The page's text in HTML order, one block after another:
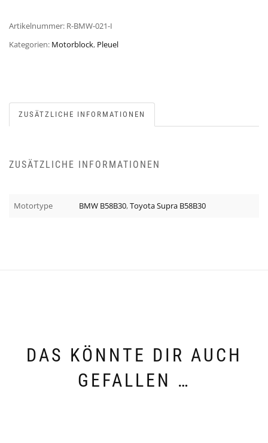
Artikelnummer: R-BMW-021-I
Kategorien: Motorblock, Pleuel
ZUSÄTZLICHE INFORMATIONEN
ZUSÄTZLICHE INFORMATIONEN
Motortype BMW B58B30,Toyota Supra B58B30
DAS KÖNNTE DIR AUCH
GEFALLEN …